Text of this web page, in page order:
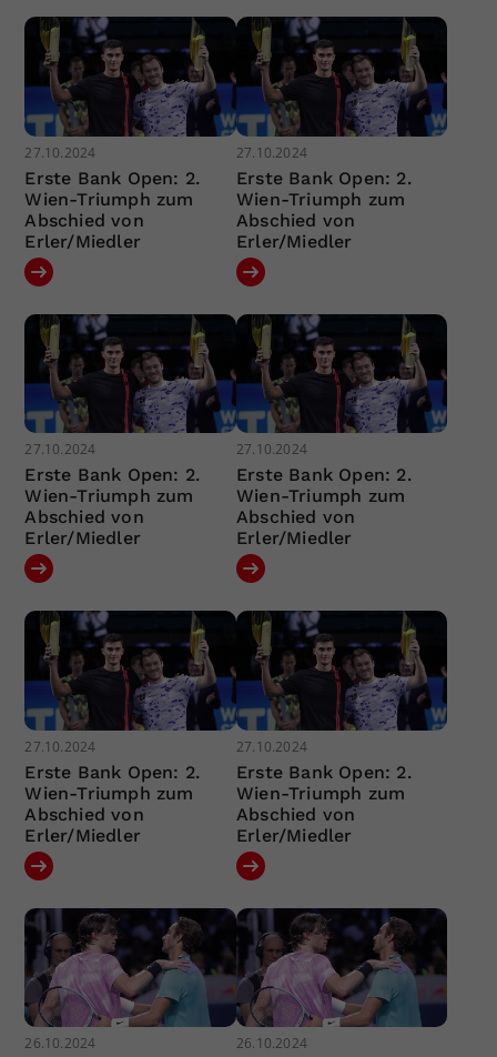
27.10.2024
Erste Bank Open: 2.
Wien-Triumph zum
Abschied von
Erler/Miedler
27.10.2024
Erste Bank Open: 2.
Wien-Triumph zum
Abschied von
Erler/Miedler
27.10.2024
Erste Bank Open: 2.
Wien-Triumph zum
Abschied von
Erler/Miedler
27.10.2024
Erste Bank Open: 2.
Wien-Triumph zum
Abschied von
Erler/Miedler
27.10.2024
Erste Bank Open: 2.
Wien-Triumph zum
Abschied von
Erler/Miedler
27.10.2024
Erste Bank Open: 2.
Wien-Triumph zum
Abschied von
Erler/Miedler
26.10.2024 26.10.2024